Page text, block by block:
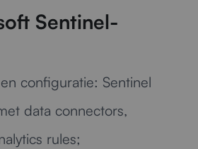
Sentinel-
configuratie: Sentinel
data connectors,
rules;